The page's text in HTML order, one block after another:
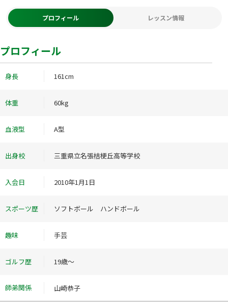
プロフィール レッスン情報
プロフィール
身長 161cm
体重 60kg
血液型 A型
出身校 三重県立名張桔梗丘高等学校
入会日 2010年1月1日
スポーツ歴 ソフトボール ハンドボール
趣味 手芸
ゴルフ歴 19歳～
師弟関係 山崎恭子